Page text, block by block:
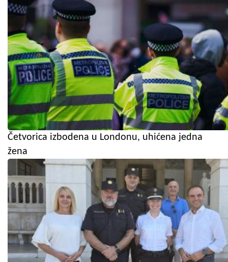
Četvorica izbodena u Londonu, uhićena jedna
žena